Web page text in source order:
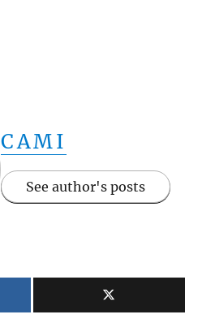
CAMI
See author's posts